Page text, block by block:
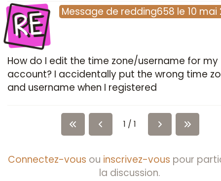
RE Message de redding658 le 10 mai
How do I edit the time zone/username for my
account? I accidentally put the wrong time
and username when I registered
1 / 1
Connectez-vous ou inscrivez-vous pour
la discussion.